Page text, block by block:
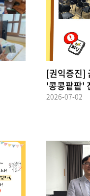
[권익증진]
'콩콩팥팥'
2026-07-02